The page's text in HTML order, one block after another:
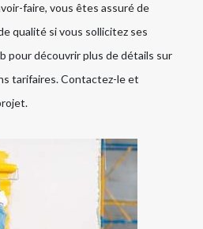
faire, vous êtes assuré de
qualité si vous sollicitez ses
pour découvrir plus de détails sur
tarifaires. Contactez-le et